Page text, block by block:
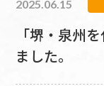
2025.06.15
「堺・泉州
ました。